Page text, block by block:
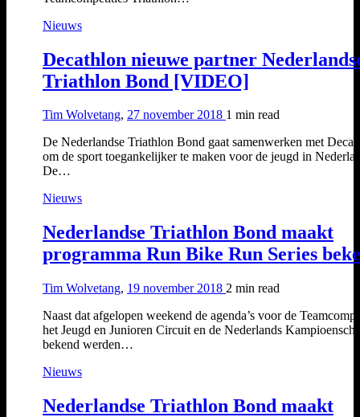
Nieuws
Decathlon nieuwe partner
Triathlon Bond [VIDEO]
Tim Wolvetang, 27 november 2018 1 min read
De Nederlandse Triathlon Bond gaat samenwerken met
om de sport toegankelijker te maken voor de jeugd in
De…
Nieuws
Nederlandse Triathlon Bond maakt
programma Run Bike Run Series
Tim Wolvetang, 19 november 2018 2 min read
Naast dat afgelopen weekend de agenda’s voor de
het Jeugd en Junioren Circuit en de Nederlands
bekend werden…
Nieuws
Nederlandse Triathlon Bond maakt